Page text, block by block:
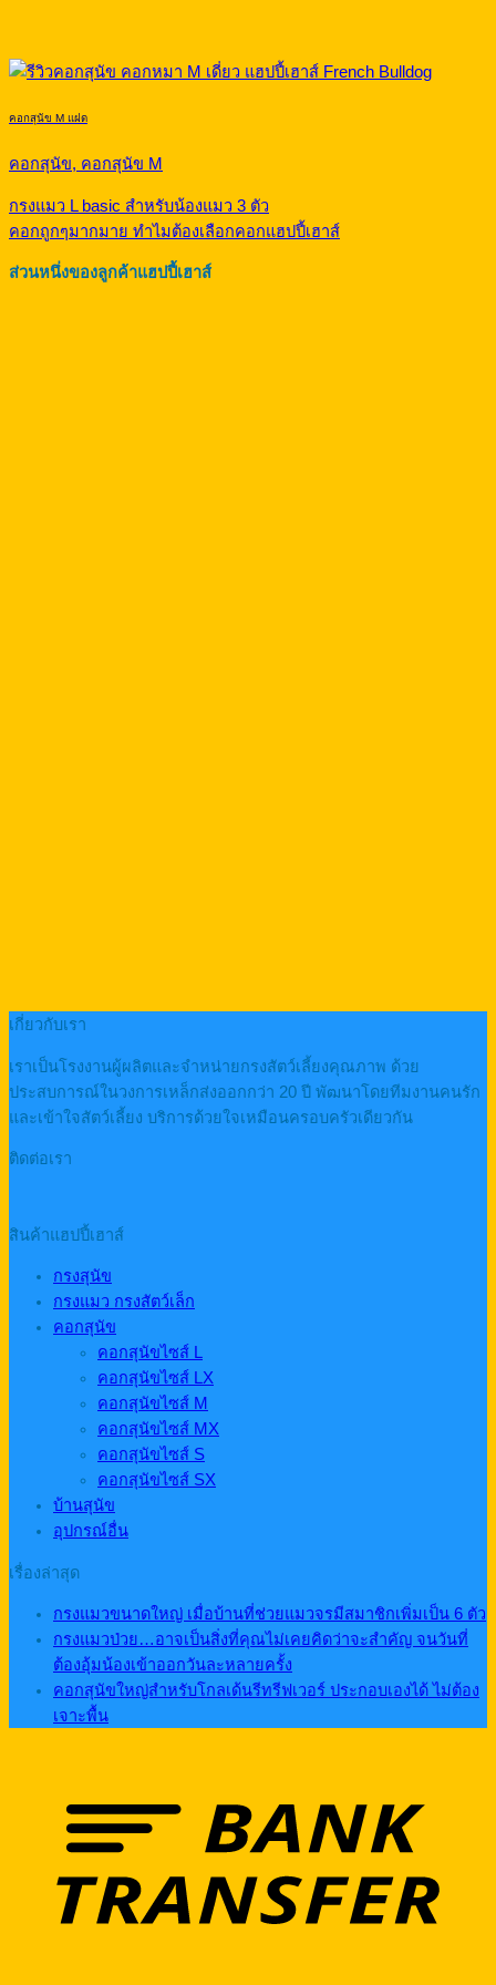
คอกสุนัข M แฝด
คอกสุนัข, คอกสุนัข M
กรงแมว L basic สำหรับน้องแมว 3 ตัว
คอกถูกๆมากมาย ทำไมต้องเลือกคอกแฮปปี้เฮาส์
ส่วนหนึ่งของลูกค้าแฮปปี้เฮาส์
เกี่ยวกับเรา
เราเป็นโรงงานผู้ผลิตและจำหน่ายกรงสัตว์เลี้ยงคุณภาพ ด้วย
ประสบการณ์ในวงการเหล็กส่งออกกว่า 20 ปี พัฒนาโดยทีมงานคนรัก
และเข้าใจสัตว์เลี้ยง บริการด้วยใจเหมือนครอบครัวเดียวกัน
ติดต่อเรา
สินค้าแฮปปี้เฮาส์
กรงสุนัข
กรงแมว กรงสัตว์เล็ก
คอกสุนัข
คอกสุนัขไซส์ L
คอกสุนัขไซส์ LX
คอกสุนัขไซส์ M
คอกสุนัขไซส์ MX
คอกสุนัขไซส์ S
คอกสุนัขไซส์ SX
บ้านสุนัข
อุปกรณ์อื่น
เรื่องล่าสุด
กรงแมวขนาดใหญ่ เมื่อบ้านที่ช่วยแมวจรมีสมาชิกเพิ่มเป็น 6 ตัว
กรงแมวป่วย…อาจเป็นสิ่งที่คุณไม่เคยคิดว่าจะสำคัญ จนวันที่
ต้องอุ้มน้องเข้าออกวันละหลายครั้ง
คอกสุนัขใหญ่สำหรับโกลเด้นรีทรีฟเวอร์ ประกอบเองได้ ไม่ต้อง
เจาะพื้น